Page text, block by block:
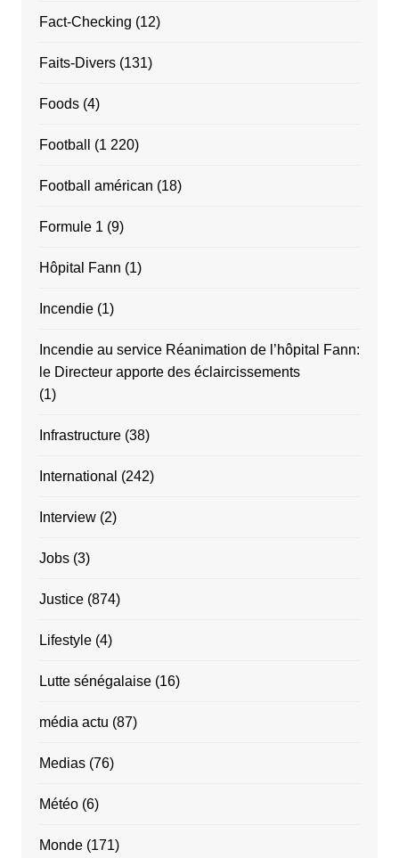
Fact-Checking (12)
Faits-Divers(131)
Foods(4)
Football (1 220)
Football américan (18)
Formule 1 (9)
Hôpital Fann (1)
Incendie(1)
Incendie au service Réanimation de l’hôpital Fann:
le Directeur apporte des éclaircissements
(1)
Infrastructure(38)
International (242)
Interview(2)
Jobs(3)
Justice(874)
Lifestyle(4)
Lutte sénégalaise(16)
média actu (87)
Medias(76)
Météo(6)
Monde(171)